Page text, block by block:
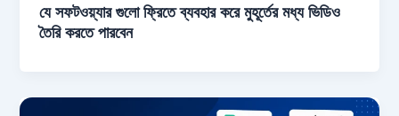
যে সফটওয়্যার গুলো ফ্রিতে ব্যবহার করে মুহূর্তের মধ্য ভিডিও
তৈরি করতে পারবেন